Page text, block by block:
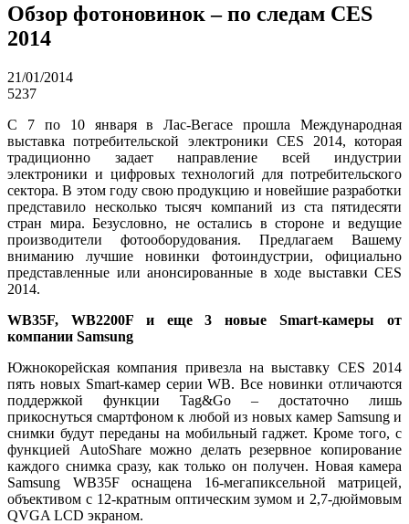
Обзор фотоновинок – по следам CES
2014
21/01/2014
5237
С 7 по 10 января в Лас-Вегасе прошла Международная
выставка потребительской электроники CES 2014, которая
традиционно задает направление всей индустрии
электроники и цифровых технологий для потребительского
сектора. В этом году свою продукцию и новейшие разработки
представило несколько тысяч компаний из ста пятидесяти
стран мира. Безусловно, не остались в стороне и ведущие
производители фотооборудования. Предлагаем Вашему
вниманию лучшие новинки фотоиндустрии, официально
представленные или анонсированные в ходе выставки CES
2014.
WB35F, WB2200F и еще 3 новые Smart-камеры от
компании Samsung
Южнокорейская компания привезла на выставку CES 2014
пять новых Smart-камер серии WB. Все новинки отличаются
поддержкой функции Tag&Go – достаточно лишь
прикоснуться смартфоном к любой из новых камер Samsung и
снимки будут переданы на мобильный гаджет. Кроме того, с
функцией AutoShare можно делать резервное копирование
каждого снимка сразу, как только он получен. Новая камера
Samsung WB35F оснащена 16-мегапиксельной матрицей,
объективом с 12-кратным оптическим зумом и 2,7-дюймовым
QVGA LCD экраном.